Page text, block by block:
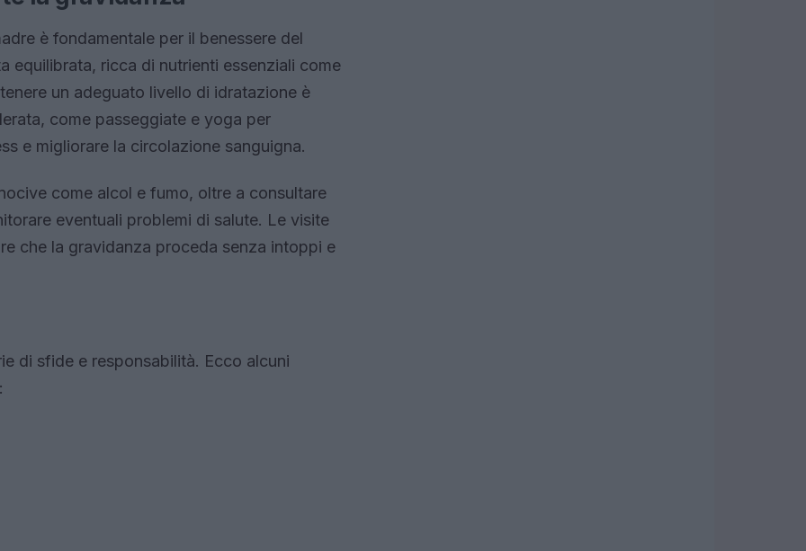
è fondamentale per il benessere del
equilibrata, ricca di nutrienti essenziali come
un adeguato livello di idratazione è
come passeggiate e yoga per
e migliorare la circolazione sanguigna.
come alcol e fumo, oltre a consultare
eventuali problemi di salute. Le visite
che la gravidanza proceda senza intoppi e
di sfide e responsabilità. Ecco alcuni